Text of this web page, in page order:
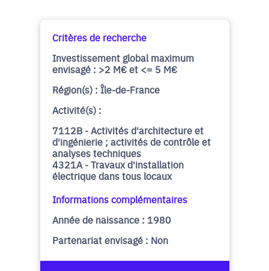
Critères de recherche
Investissement global maximum
envisagé : >2 M€ et <= 5 M€
Région(s) : Île-de-France
Activité(s) :
7112B - Activités d'architecture et
d'ingénierie ; activités de contrôle et
analyses techniques
4321A - Travaux d'installation
électrique dans tous locaux
Informations complémentaires
Année de naissance : 1980
Partenariat envisagé : Non